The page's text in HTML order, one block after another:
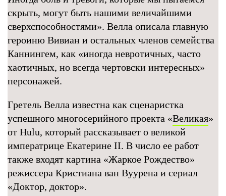
скрыть, могут быть нашими величайшими
сверхспособностями». Велла описала главную
героиню Вивиан и остальных членов семейства
Каннингем, как «иногда невротичных, часто
хаотичных, но всегда чертовски интересных»
персонажей.
Гретель Велла известна как сценаристка
успешного многосерийного проекта «Великая»
от Hulu, который рассказывает о великой
императрице Екатерине II. В число ее работ
также входят картина «Жаркое Рождество»
режиссера Кристиана ван Вуурена и сериал
«Доктор, доктор».